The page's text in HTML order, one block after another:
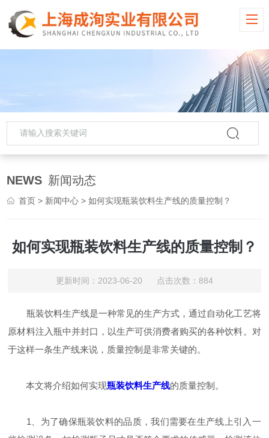
NEWS 新闻动态
首页 > 新闻中心 > 如何实现瓶装饮料生产线的质量控制？
如何实现瓶装饮料生产线的质量控制？
更新时间：2023-06-20 点击次数：884
瓶装饮料生产线是一种常见的生产方式，通过自动化工艺将
原材料注入瓶中并封口，以生产可供消费者购买的各种饮料。对
于这样一条生产线来说，质量控制是非常关键的。
本文将介绍如何实现瓶装饮料生产线的质量控制。
1、为了确保瓶装饮料的品质，我们需要在生产线上引入一